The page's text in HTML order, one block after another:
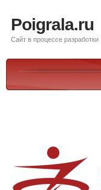
Poigrala.ru
Сайт в процессе разработки